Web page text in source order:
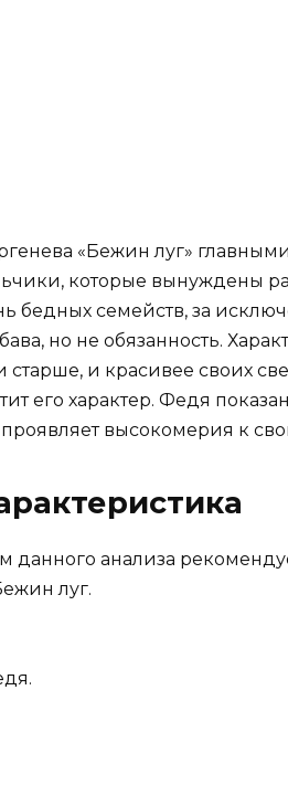
«Бежин луг»
которые вынуждены
бедных семейств, за
но не обязанность.
старше, и красивее своих
его характер. Федя
высокомерия к
данного анализа
луг.